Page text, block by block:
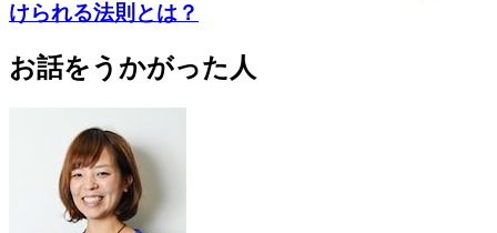
けられる法則とは？
お話をうかがった人